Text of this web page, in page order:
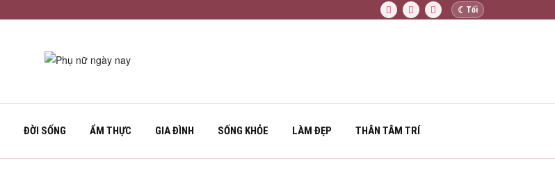
☾ Tối
ĐỜI SỐNG ẨM THỰC GIA ĐÌNH SỐNG KHỎE LÀM ĐẸP THÂN TÂM TRÍ